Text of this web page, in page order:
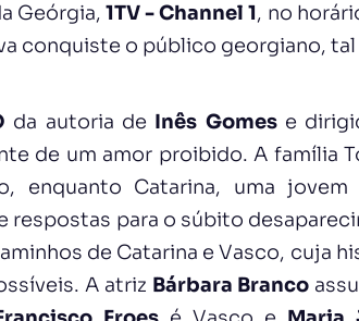
Geórgia,1TV - Channel 1, no
conquiste o público georgiano,
da autoria de Inês Gomese
de um amor proibido. A família
enquanto Catarina, uma
respostas para o súbito
de Catarina e Vasco, cuja
A atriz Bárbara Branco